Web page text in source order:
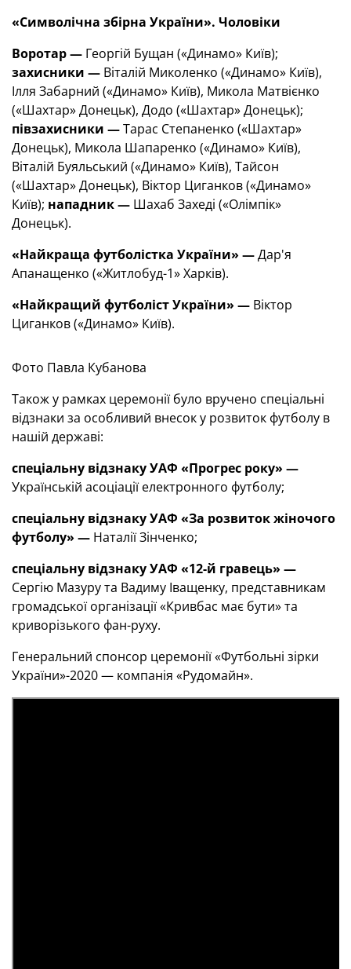
«Символічна збірна України». Чоловіки
Воротар — Георгій Бущан («Динамо» Київ);
захисники — Віталій Миколенко («Динамо» Київ),
Ілля Забарний («Динамо» Київ), Микола Матвієнко
(«Шахтар» Донецьк), Додо («Шахтар» Донецьк);
півзахисники —Тарас Степаненко («Шахтар»
Донецьк), Микола Шапаренко («Динамо» Київ),
Віталій Буяльський («Динамо» Київ), Тайсон
(«Шахтар» Донецьк), Віктор Циганков («Динамо»
Київ); нападник — Шахаб Захеді («Олімпік»
Донецьк).
«Найкраща футболістка України» —Дар'я
Апанащенко («Житлобуд-1» Харків).
«Найкращий футболіст України» — Віктор
Циганков («Динамо» Київ).
Фото Павла Кубанова
Також у рамках церемонії було вручено спеціальні
відзнаки за особливий внесок у розвиток футболу в
нашій державі:
спеціальну відзнаку УАФ «Прогрес року» —
Українській асоціації електронного футболу;
спеціальну відзнаку УАФ «За розвиток жіночого
футболу» — Наталії Зінченко;
спеціальну відзнаку УАФ «12-й гравець» —
Сергію Мазуру та Вадиму Іващенку, представникам
громадської організації «Кривбас має бути» та
криворізького фан-руху.
Генеральний спонсор церемонії «Футбольні зірки
України»-2020 — компанія «Рудомайн».